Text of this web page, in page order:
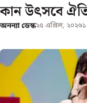
কান উৎসবে
অনন্যা ডেস্ক২৫ এপ্রিল, ২০২৬১